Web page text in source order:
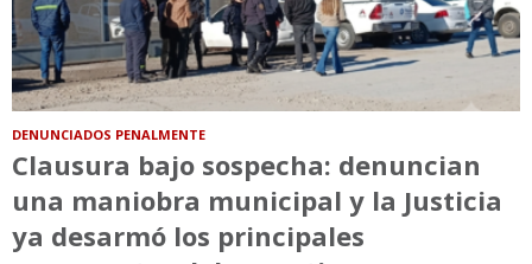
DENUNCIADOS PENALMENTE
Clausura bajo sospecha: denuncian
una maniobra municipal y la Justicia
ya desarmó los principales